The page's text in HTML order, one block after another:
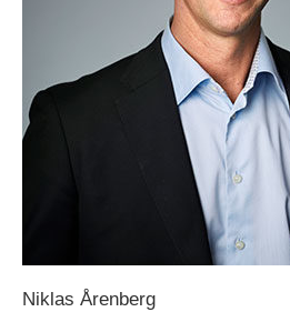
Niklas Årenberg